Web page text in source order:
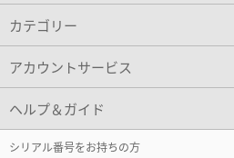
カテゴリー
アカウントサービス
ヘルプ＆ガイド
シリアル番号をお持ちの方